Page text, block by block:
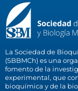
La Sociedad de
(SBBMCh) es una
fomento de la
experimental, que
bioquímica y de la